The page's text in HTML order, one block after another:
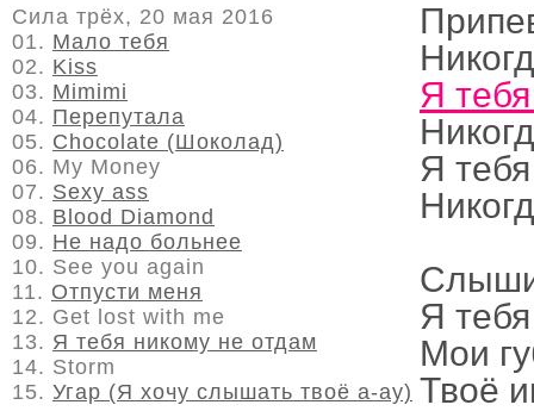
Я
Я
Я
Мои
Твоё
Сила трёх, 20 мая 2016
01. Мало тебя
02. Kiss
03. Mimimi
04. Перепутала
05. Chocolate (Шоколад)
06. My Money
07. Sexy ass
08. Blood Diamond
09. Не надо больнее
10. See you again
11. Отпусти меня
12. Get lost with me
13. Я тебя никому не отдам
14. Storm
15. Угар (Я хочу слышать твоё а-ау)